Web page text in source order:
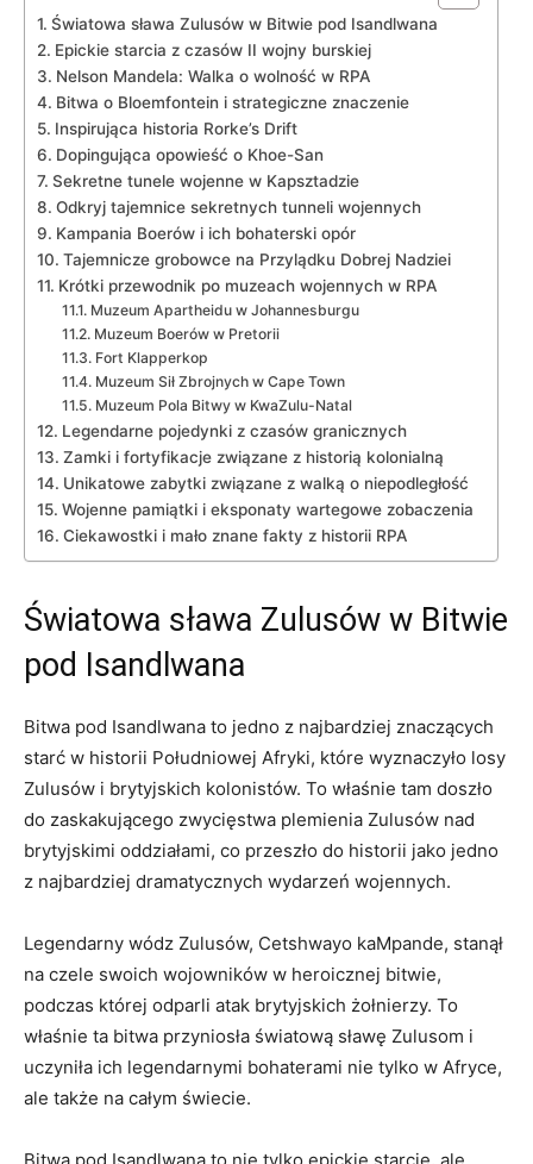
Światowa sława Zulusów w Bitwie pod Isandlwana
Epickie starcia z czasów‍ II wojny burskiej
Nelson Mandela: Walka‌ o ⁣wolność w RPA
Bitwa o Bloemfontein i strategiczne ‍znaczenie
Inspirująca historia Rorke’s Drift
Dopingująca opowieść o Khoe-San
Sekretne tunele wojenne w Kapsztadzie
Odkryj tajemnice⁣ sekretnych tunneli wojennych
Kampania Boerów i ich‌ bohaterski opór
Tajemnicze grobowce na Przylądku Dobrej Nadziei
Krótki przewodnik⁢ po⁢ muzeach wojennych w RPA
Muzeum Apartheidu w Johannesburgu
Muzeum Boerów​ w Pretorii
Fort Klapperkop
Muzeum Sił​ Zbrojnych w‌ Cape ⁢Town
Muzeum Pola Bitwy ⁣w KwaZulu-Natal
Legendarne⁤ pojedynki z czasów ⁢granicznych
Zamki i⁢ fortyfikacje ⁤związane z historią kolonialną
Unikatowe zabytki związane ⁢z walką o⁣ niepodległość
Wojenne‍ pamiątki i​ eksponaty ‌wartegowe zobaczenia
Ciekawostki i mało znane fakty ⁢z historii ⁢RPA
Światowa sława Zulusów w Bitwie
pod Isandlwana
Bitwa pod Isandlwana ​to‍ jedno z najbardziej znaczących
starć w historii Południowej Afryki, które wyznaczyło losy
‍Zulusów i brytyjskich kolonistów.​ To właśnie tam doszło
‌do zaskakującego​ zwycięstwa⁣ plemienia‌ Zulusów nad​
brytyjskimi‌ oddziałami, co ⁢przeszło do historii jako‍ jedno⁢
z najbardziej dramatycznych⁢ wydarzeń wojennych.
Legendarny wódz Zulusów, Cetshwayo ⁣kaMpande, ‌stanął
na czele swoich wojowników‌ w heroicznej bitwie,
podczas‌ której odparli atak brytyjskich⁣ żołnierzy. To
właśnie ta bitwa‌ przyniosła światową sławę ​Zulusom i
uczyniła ich legendarnymi⁣ bohaterami nie⁢ tylko w Afryce,
ale także⁤ na całym świecie.